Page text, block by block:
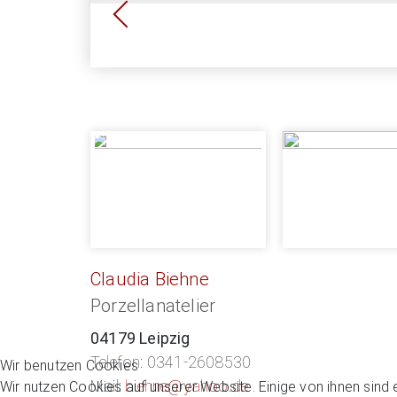
Öffentlich zugängliche Ateliergalerie
Ateliergalerie mit Wandarbeiten
Claudia Biehne
Porzellanatelier
04179 Leipzig
Telefon: 0341-2608530
Mail: biehne@yahoo.de
Wir benutzen Cookies
Wir nutzen Cookies auf unserer Website. Einige von ihnen